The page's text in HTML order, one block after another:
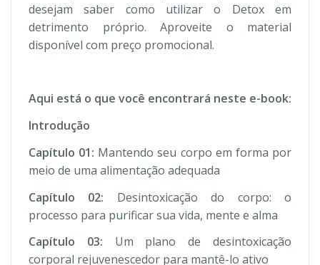
desejam saber como utilizar o Detox em
detrimento próprio. Aproveite o material
disponível com preço promocional.
Aqui está o que você encontrará neste e-book:
Introdução
Capítulo 01: Mantendo seu corpo em forma por
meio de uma alimentação adequada
Capítulo 02: Desintoxicação do corpo: o
processo para purificar sua vida, mente e alma
Capítulo 03: Um plano de desintoxicação
corporal rejuvenescedor para mantê-lo ativo